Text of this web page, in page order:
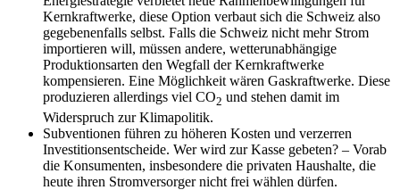
Kernkraftwerke, diese Option verbaut sich die Schweiz also
gegebenenfalls selbst. Falls die Schweiz nicht mehr Strom
importieren will, müssen andere, wetterunabhängige
Produktionsarten den Wegfall der Kernkraftwerke
kompensieren. Eine Möglichkeit wären Gaskraftwerke. Diese
produzieren allerdings viel CO2 und stehen damit im
Widerspruch zur Klimapolitik.
Subventionen führen zu höheren Kosten und verzerren
Investitionsentscheide. Wer wird zur Kasse gebeten? – Vorab
die Konsumenten, insbesondere die privaten Haushalte, die
heute ihren Stromversorger nicht frei wählen dürfen.